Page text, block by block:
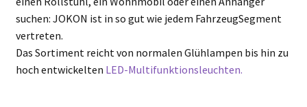
suchen: JOKON ist in so gut wie jedem FahrzeugSegment
vertreten.
Das Sortiment reicht von normalen Glühlampen bis hin zu
hoch entwickelten LED-Multifunktionsleuchten.